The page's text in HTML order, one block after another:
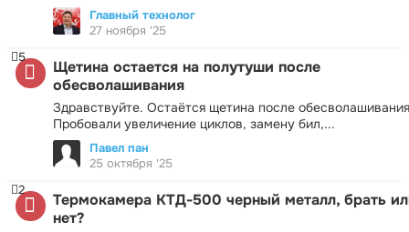
Главный технолог
27 ноября '25
Щетина остается на полутуши после
обесволашивания
Здравствуйте. Остаётся щетина после
Пробовали увеличение циклов, замену бил,...
5
Павел пан
25 октября '25
Термокамера КТД-500 черный металл, брать
нет?
2